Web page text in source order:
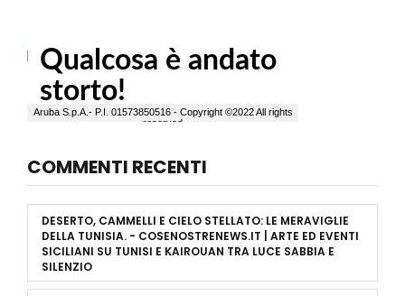
COMMENTI RECENTI
DESERTO, CAMMELLI E CIELO STELLATO: LE MERAVIGLIE
DELLA TUNISIA. - COSENOSTRENEWS.IT | ARTE ED EVENTI
SICILIANI SU TUNISI E KAIROUAN TRA LUCE SABBIA E
SILENZIO